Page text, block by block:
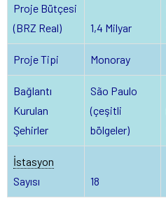
Proje Bütçesi
(BRZ Real)
1,4 Milyar
Proje Tipi Monoray
Bağlantı
Kurulan
Şehirler
São Paulo
(çeşitli
bölgeler)
İstasyon
Sayısı
18